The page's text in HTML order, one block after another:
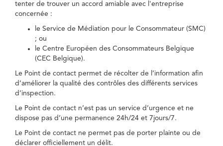
tenter de trouver un accord amiable avec l'entreprise
concernée :
le Service de Médiation pour le Consommateur (SMC)
; ou
le Centre Européen des Consommateurs Belgique
(CEC Belgique).
Le Point de contact permet de récolter de l’information afin
d’améliorer la qualité des contrôles des différents services
d’inspection.
Le Point de contact n’est pas un service d’urgence et ne
dispose pas d’une permanence 24h/24 et 7jours/7.
Le Point de contact ne permet pas de porter plainte ou de
déclarer officiellement un délit.